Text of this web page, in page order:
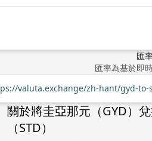
匯
匯率為基於即
valuta.exchange/zh-hant/gyd-to-
關於將圭亞那元（GYD）
（STD）